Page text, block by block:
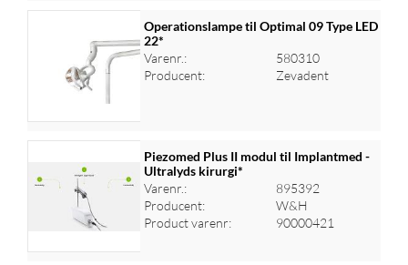
Log ind for at se priser
Operationslampe til Optimal 09 Type LED
22*
Varenr.:
580310
Producent:
Zevadent
Log ind for at se priser
Piezomed Plus II modul til Implantmed -
Ultralyds kirurgi*
Varenr.:
895392
Producent:
W&H
Product varenr:
90000421